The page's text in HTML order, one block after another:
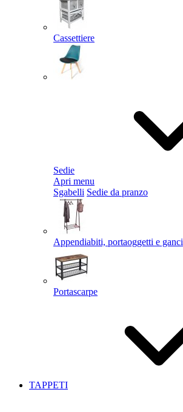
Cassettiere
Sedie
Apri menu
Sgabelli Sedie da pranzo
Appendiabiti, portaoggetti e ganci
Portascarpe
TAPPETI